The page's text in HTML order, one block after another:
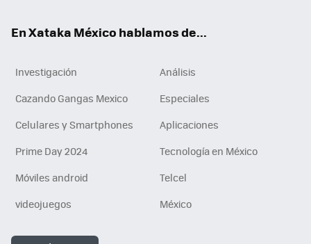
En Xataka México hablamos de...
Investigación
Análisis
Cazando Gangas Mexico
Especiales
Celulares y Smartphones
Aplicaciones
Prime Day 2024
Tecnología en México
Móviles android
Telcel
videojuegos
México